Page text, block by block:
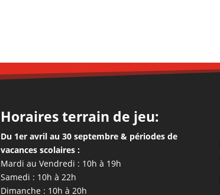
Horaires terrain de jeu:
Du 1er avril au 30 septembre & périodes de
vacances scolaires :
Mardi au Vendredi : 10h à 19h
Samedi : 10h à 22h
Dimanche : 10h à 20h